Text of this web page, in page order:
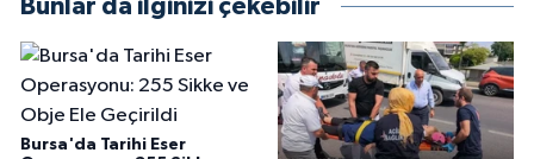
Bunlar da ilginizi çekebilir
Bursa'da Tarihi Eser